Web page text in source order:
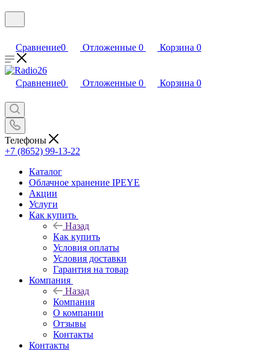
Сравнение0 Отложенные 0 Корзина 0
Сравнение0 Отложенные 0 Корзина 0
Телефоны
+7 (8652) 99-13-22
Каталог
Облачное хранение IPEYE
Акции
Услуги
Как купить
Назад
Как купить
Условия оплаты
Условия доставки
Гарантия на товар
Компания
Назад
Компания
О компании
Отзывы
Контакты
Контакты